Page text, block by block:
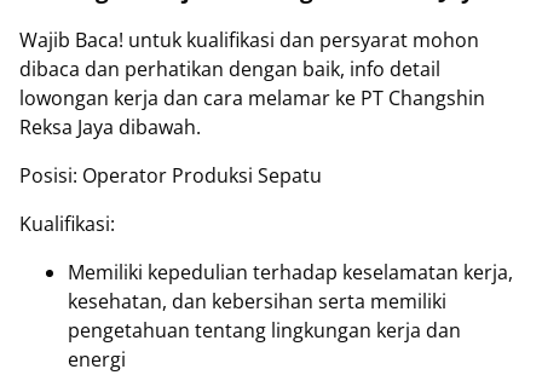
Wajib Baca! untuk kualifikasi dan persyarat mohon
dibaca dan perhatikan dengan baik, info detail
lowongan kerja dan cara melamar ke PT Changshin
Reksa Jaya dibawah.
Posisi: Operator Produksi Sepatu
Kualifikasi:
Memiliki kepedulian terhadap keselamatan kerja,
kesehatan, dan kebersihan serta memiliki
pengetahuan tentang lingkungan kerja dan
energi